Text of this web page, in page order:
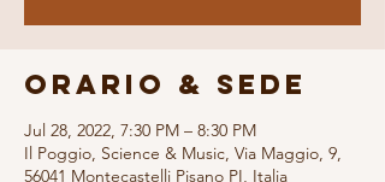
Orario & Sede
Jul 28, 2022, 7:30 PM – 8:30 PM
Il Poggio, Science & Music, Via Maggio, 9,
56041 Montecastelli Pisano PI, Italia